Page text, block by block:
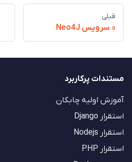
قبلی
سرویس Neo4J
مستندات پرکاربرد
آموزش اولیه چابکان
استقرار Django
استقرار Nodejs
استقرار PHP